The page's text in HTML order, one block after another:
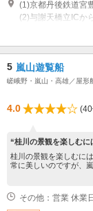
(2)与謝天橋立ICか
5 嵐山遊覧船
嵯峨野・嵐山・高雄／屋形
4.0
“桂川の景観を楽しむに
桂川の景観を楽しむに
常に美しいのですが、嵐
その他：営業 休業